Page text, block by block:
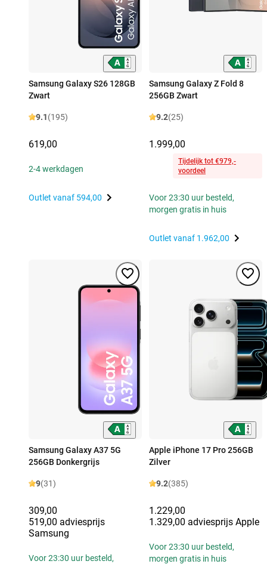
Samsung Galaxy S26 128GB
Zwart
9.1(195)
619,00
2-4 werkdagen
Outlet vanaf 594,00
Samsung Galaxy Z Fold 8
256GB Zwart
9.2(25)
1.999,00
Tijdelijk tot €979,-
voordeel
Voor 23:30 uur besteld,
morgen gratis in huis
Outlet vanaf 1.962,00
Samsung Galaxy A37 5G
256GB Donkergrijs
9(31)
309,00
519,00 adviesprijs
Samsung
Voor 23:30 uur besteld,
Apple iPhone 17 Pro 256GB
Zilver
9.2(385)
1.229,00
1.329,00 adviesprijs Apple
Voor 23:30 uur besteld,
morgen gratis in huis